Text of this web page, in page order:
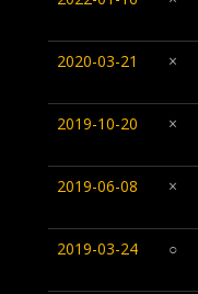
2020-03-21
×
2019-10-20
×
2019-06-08
×
2019-03-24
○